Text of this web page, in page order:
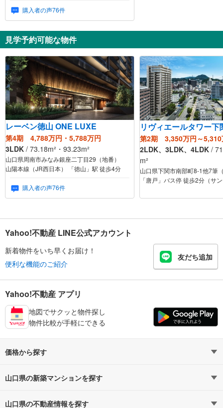
購入者の声76件
見学予約可能な物件
レーベン徳山 ONE LUXE
第4期 4,788万円・5,788万円
3LDK / 73.18m²・93.23m²
山口県周南市みなみ銀座二丁目29（地番）
山陽本線（JR西日本） 「徳山」駅 徒歩4分
購入者の声76件
リヴィエールタワー
第2期 3,350万円～5,310
2LDK、3LDK、4LDK
m²
山口県下関市南部町8-1他7筆
「唐戸」バス停 徒歩2分（サ
Yahoo!不動産 LINE公式アカウント
新着物件をいち早くお届け！
便利な機能のご紹介
友だち追加
Yahoo!不動産 アプリ
地図でサクッと物件探し
物件比較が手軽にできる
価格から探す
4,000万円以下（7）
6,000万円以下（10）
山口県の新築マンションを探す
路線・駅から探す
山口県の不動産情報を探す